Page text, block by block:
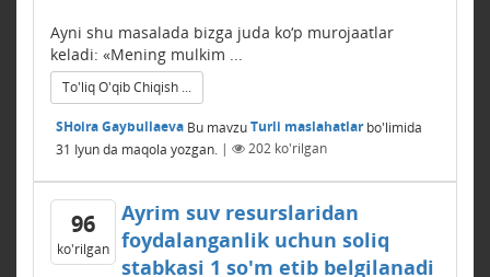
Ayni shu masalada bizga juda ko‘p murojaatlar
keladi: «Mening mulkim ...
To'liq O'qib Chiqish ...
SHoira Gaybullaeva Bu mavzuTurli maslahatlarbo'limida
31 Iyunda maqola yozgan. | 202 ko'rilgan
96
ko'rilgan
Ayrim suv resurslaridan
foydalanganlik uchun soliq
stabkasi 1 so'm etib belgilanadi